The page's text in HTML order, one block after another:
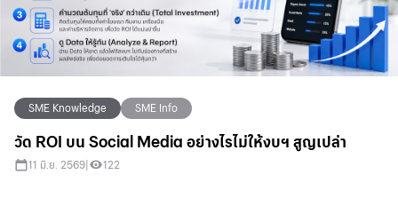
SME Knowledge SME Info
วัด ROI บน Social Media อย่างไรไม่ให้งบฯ สูญเปล่า
11 มิ.ย. 2569 122